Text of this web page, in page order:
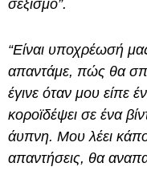
σεξισμό”.
“Είναι υποχρέωσή
απαντάμε, πώς θα
έγινε όταν μου είπε
κοροϊδέψει σε ένα
άυπνη. Μου λέει
απαντήσεις, θα